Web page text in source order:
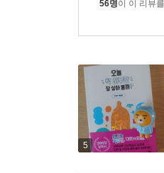
56명이 이 리뷰
5